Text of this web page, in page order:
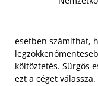
esetben számíthat,
költöztetés. Sürgős
ezt a céget